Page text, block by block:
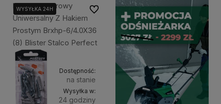
Kołek Rozporowy
Uniwersalny Z Hakiem
Prostym Brxhp-6/4.0X36
(8) Blister Stalco Perfect
WYSYŁKA 24H
Dostępność:
na stanie
Wysyłka w:
24 godziny
Do ulubionych